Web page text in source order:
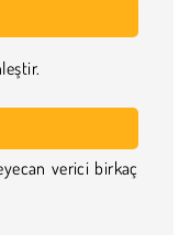
verici birkaç